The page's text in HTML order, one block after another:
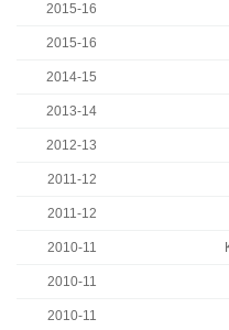
2015-16
2015-16
2014-15
2013-14
2012-13
2011-12
2011-12
2010-11
2010-11
2010-11